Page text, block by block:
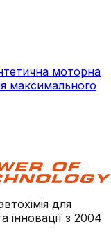
моторна
максимального
для
інновації з 2004